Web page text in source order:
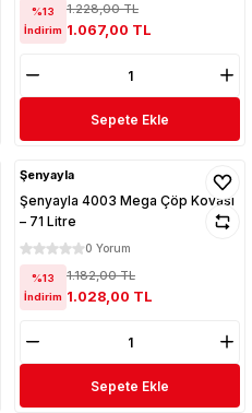
%13
İndirim
1.228,00 TL
1.067,00 TL
Sepete Ekle
Şenyayla
Şenyayla 4003 Mega Çöp Kovası
– 71 Litre
0 Yorum
%13
İndirim
1.182,00 TL
1.028,00 TL
Sepete Ekle